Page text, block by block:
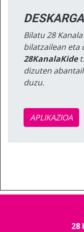
Bilatu 28
bilatzailean eta
28KanalaKide
dizuten
duzu.
APLIKAZIOA
28